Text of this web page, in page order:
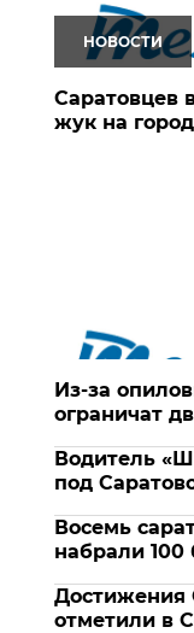
НОВОСТИ
Саратовцев
жук на
Из-за
ограничат
Водитель
под
Восемь
набрали 100
Достижения
отметили в